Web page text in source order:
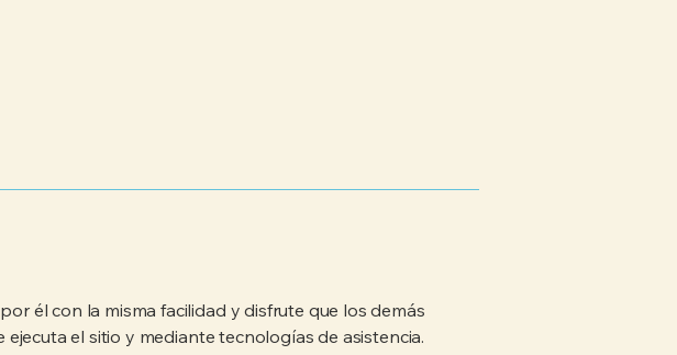
él con la misma facilidad y disfrute que los demás
el sitio y mediante tecnologías de asistencia.